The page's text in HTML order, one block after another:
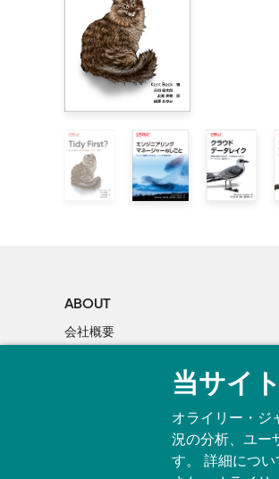
【誤】販売の文脈
【正】営業の文脈
■P.76 コード
【誤】
var job = DB.LoadNextJob();
var json =
var xml =
WriteFile(job.Destination,
DB.MarkJobAsCompleted(job);
var json =
var xml =
WriteFile(job.Destination,
DB.MarkJobAsCompleted(job);
1章　事業活動を分析する
1.1　事業領域（ビジネスドメ
1.2　業務領域（サブドメイン
        1.2.1　業務領域を分類する
        1.2.2　業務領域を比較する
    1.3　事業分析の具体例
        1.3.1　ライブチケット社
        1.3.2　バス・オンデマンド社
2章　業務知識を発見する
    2.1　事業の課題
    2.2　知識の発見
    2.4　「同じ言葉」とは何か？
    2.5　業務で使う言葉
        2.5.1　同じ言葉の使い方
        2.5.2　一貫性
ABOUT
会社概要
当サイ
オライリー・ジ
況の分析、ユー
す。 詳細につい